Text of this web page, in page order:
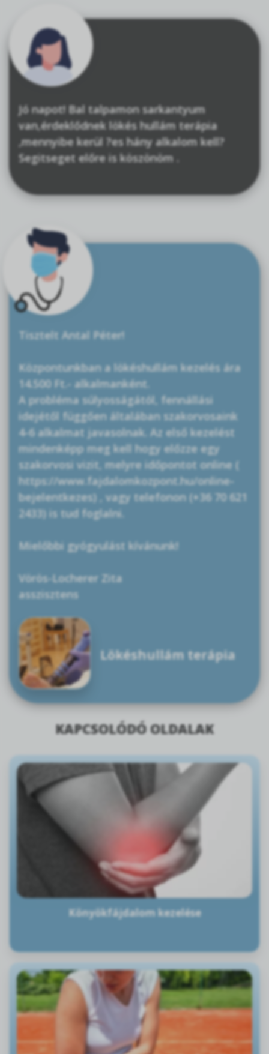
Jó napot! Bal talpamon sarkantyum
van,érdeklődnek lökés hullám terápia
,mennyibe kerül ?es hány alkalom kell?
Segitseget előre is köszönöm .
Tisztelt Antal Péter!
Központunkban a lökéshullám kezelés ára
14.500 Ft.- alkalmanként.
A probléma súlyosságától, fennállási
idejétől függően általában szakorvosaink
4-6 alkalmat javasolnak. Az első kezelést
mindenképp meg kell hogy előzze egy
szakorvosi vizit, melyre időpontot online (
https://www.fajdalomkozpont.hu/online-
bejelentkezes) , vagy telefonon (+36 70 621
2433) is tud foglalni.
Mielőbbi gyógyulást kívánunk!
Vörös-Locherer Zita
asszisztens
Lökéshullám terápia
KAPCSOLÓDÓ OLDALAK
Könyökfájdalom kezelése